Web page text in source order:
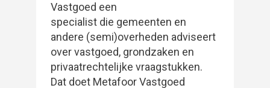
Vastgoed een
specialist die gemeenten en
andere (semi)overheden adviseert
over vastgoed, grondzaken en
privaatrechtelijke vraagstukken.
Dat doet Metafoor Vastgoed